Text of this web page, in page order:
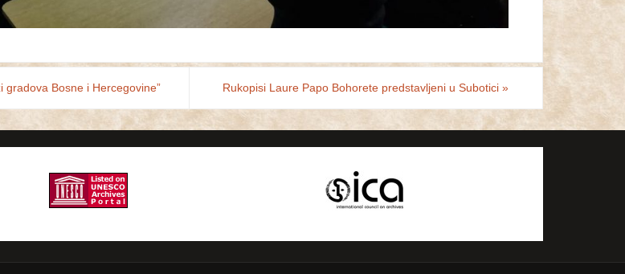
gradova Bosne i Hercegovine” Rukopisi Laure Papo Bohorete predstavljeni u Subotici »